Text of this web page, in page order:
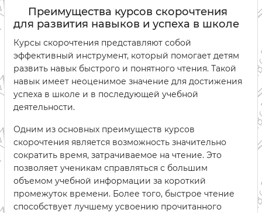
Преимущества курсов скорочтения
для развития навыков и успеха в школе
Курсы скорочтения представляют собой
эффективный инструмент, который помогает детям
развить навык быстрого и понятного чтения. Такой
навык имеет неоценимое значение для достижения
успеха в школе и в последующей учебной
деятельности.
Одним из основных преимуществ курсов
скорочтения является возможность значительно
сократить время, затрачиваемое на чтение. Это
позволяет ученикам справляться с большим
объемом учебной информации за короткий
промежуток времени. Более того, быстрое чтение
способствует лучшему усвоению прочитанного